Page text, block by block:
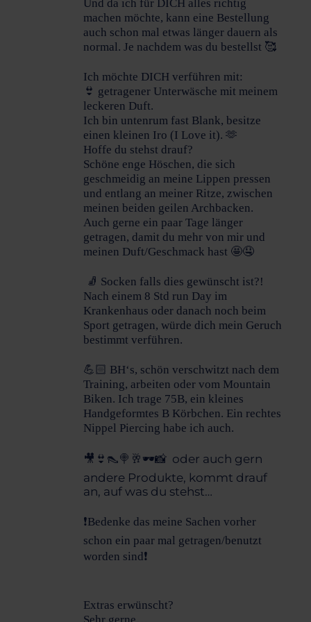
Und da ich für DICH alles richtig
machen möchte, kann eine Bestellung
auch schon mal etwas länger dauern als
normal. Je nachdem was du bestellst 🥰
Ich möchte DICH verführen mit:
👙 getragener Unterwäsche mit meinem
leckeren Duft.
Ich bin untenrum fast Blank, besitze
einen kleinen Iro (I Love it). 🫶
Hoffe du stehst drauf?
Schöne enge Höschen, die sich
geschmeidig an meine Lippen pressen
und entlang an meiner Ritze, zwischen
meinen beiden geilen Archbacken.
Auch gerne ein paar Tage länger
getragen, damit du mehr von mir und
meinen Duft/Geschmack hast 🤩🤤
🧦 Socken falls dies gewünscht ist?!
Nach einem 8 Std run Day im
Krankenhaus oder danach noch beim
Sport getragen, würde dich mein Geruch
bestimmt verführen.
💪🏻 BH‘s, schön verschwitzt nach dem
Training, arbeiten oder vom Mountain
Biken. Ich trage 75B, ein kleines
Handgeformtes B Körbchen. Ein rechtes
Nippel Piercing habe ich auch.
🎥👙👠🍭🥂🕶️📸 oder auch gern
andere Produkte, kommt drauf
an, auf was du stehst…
❗️Bedenke das meine Sachen vorher
schon ein paar mal getragen/benutzt
worden sind❗️
Extras erwünscht?